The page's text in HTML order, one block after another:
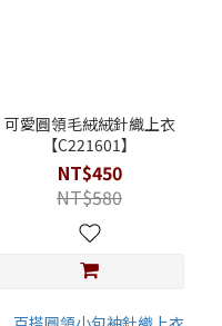
可愛圓領毛絨絨針織上衣
【C221601】
NT$450
NT$580